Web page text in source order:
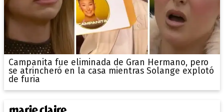
Campanita fue eliminada de Gran Hermano, pero
se atrincheró en la casa mientras Solange explotó
de furia